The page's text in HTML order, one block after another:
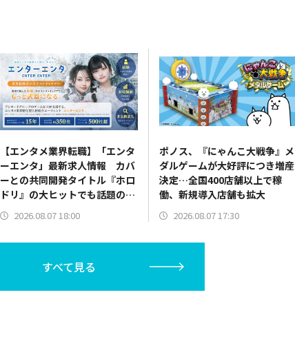
【エンタメ業界転職】「エンタ
ーエンタ」最新求人情報 カバ
ーとの共同開発タイトル『ホロ
ドリ』の大ヒットでも話題の
QualiArtsの求人情報を紹介
2026.08.07 18:00
ポノス、『にゃんこ大戦争』メ
ダルゲームが大好評につき増産
決定…全国400店舗以上で稼
働、新規導入店舗も拡大
2026.08.07 17:30
すべて見る